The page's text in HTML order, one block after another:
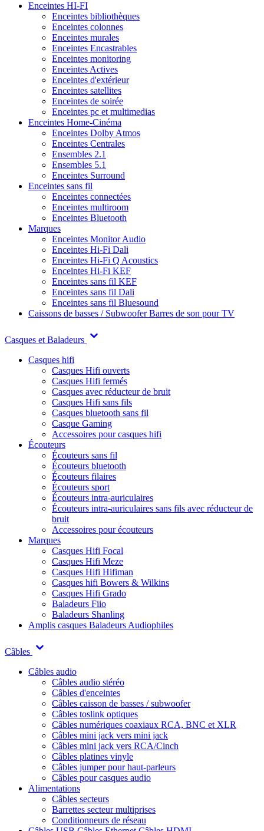
Enceintes HI-FI
Enceintes bibliothèques
Enceintes colonnes
Enceintes murales
Enceintes Encastrables
Enceintes monitoring
Enceintes Actives
Enceintes d'extérieur
Enceintes satellites
Enceintes de soirée
Enceintes pc et multimedias
Enceintes Home-Cinéma
Enceintes Dolby Atmos
Enceintes Centrales
Ensembles 2.1
Ensembles 5.1
Enceintes Surround
Enceintes sans fil
Enceintes connectées
Enceintes multiroom
Enceintes Bluetooth
Marques
Enceintes Monitor Audio
Enceintes Hi-Fi Dali
Enceintes Hi-Fi Q Acoustics
Enceintes Hi-Fi KEF
Enceintes sans fil KEF
Enceintes sans fil Dali
Enceintes sans fil Bluesound
Caissons de basses / SubwooferBarres de son pour TV
Casques et Baladeurs
Casques hifi
Casques Hifi ouverts
Casques Hifi fermés
Casques avec réducteur de bruit
Casques Hifi sans fils
Casques bluetooth sans fil
Casque Gaming
Accessoires pour casques hifi
Écouteurs
Écouteurs sans fil
Écouteurs bluetooth
Écouteurs filaires
Écouteurs sport
Écouteurs intra-auriculaires
Écouteurs intra-auriculaires sans fils avec réducteur de
bruit
Accessoires pour écouteurs
Marques
Casques Hifi Focal
Casques Hifi Meze
Casques Hifi Hifiman
Casques hifi Bowers & Wilkins
Casques Hifi Grado
Baladeurs Fiio
Baladeurs Shanling
Amplis casques Baladeurs Audiophiles
Câbles
Câbles audio
Câbles audio stéréo
Câbles d'enceintes
Câbles caisson de basses / subwoofer
Câbles toslink optiques
Câbles numériques coaxiaux RCA, BNC et XLR
Câbles mini jack vers mini jack
Câbles mini jack vers RCA/Cinch
Câbles platines vinyle
Câbles jumper pour haut-parleurs
Câbles pour casques audio
Alimentations
Câbles secteurs
Barrettes secteur multiprises
Conditionneurs de réseau